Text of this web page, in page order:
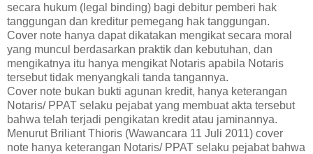
secara hukum (legal binding) bagi debitur pemberi hak
tanggungan dan kreditur pemegang hak tanggungan.
Cover note hanya dapat dikatakan mengikat secara moral
yang muncul berdasarkan praktik dan kebutuhan, dan
mengikatnya itu hanya mengikat Notaris apabila Notaris
tersebut tidak menyangkali tanda tangannya.
Cover note bukan bukti agunan kredit, hanya keterangan
Notaris/ PPAT selaku pejabat yang membuat akta tersebut
bahwa telah terjadi pengikatan kredit atau jaminannya.
Menurut Briliant Thioris (Wawancara 11 Juli 2011) cover
note hanya keterangan Notaris/ PPAT selaku pejabat bahwa